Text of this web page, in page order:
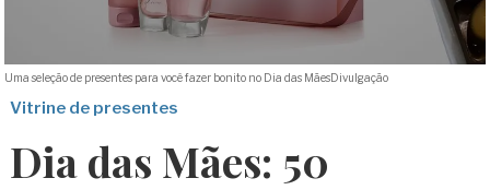
Uma seleção de presentes para você fazer bonito no Dia das MãesDivulgação
Vitrine de presentes
Dia das Mães: 50